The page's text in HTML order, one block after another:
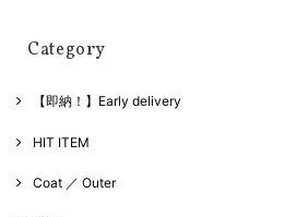
Category
【即納！】Early delivery
HIT ITEM
Coat ／ Outer